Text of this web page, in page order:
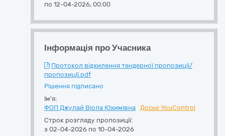
по 12-04-2026, 00:00
Інформація про Учасника
Протокол відхилення тендерної пропозиції/
пропозиції.pdf
Рішення підписано
Ім'я:
ФОП Джулай Віола Юхимівна Досьє YouControl
Строк розгляду пропозиції:
з 02-04-2026 по 10-04-2026